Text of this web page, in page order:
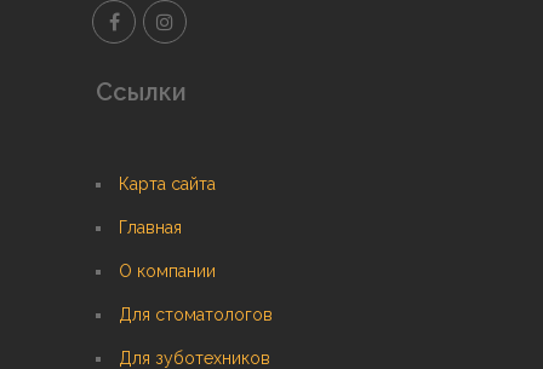
Ссылки
Карта сайта
Главная
О компании
Для стоматологов
Для зуботехников